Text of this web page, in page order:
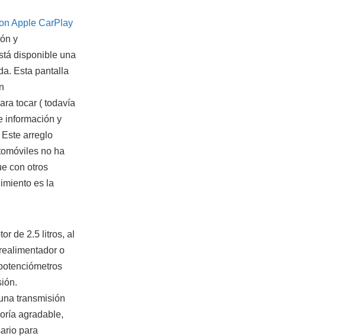
Apple CarPlay
y
disponible una
Esta pantalla
tocar ( todavía
información y
arreglo
no ha
con otros
es la
de 2.5 litros, al
o
transmisión
agradable,
para